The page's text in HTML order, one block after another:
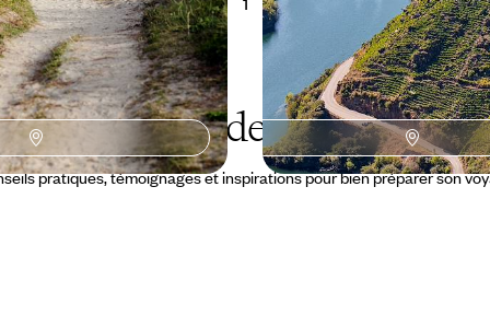
Le GuideBilbao
pratiques, témoignages et inspirations pour bien préparer son